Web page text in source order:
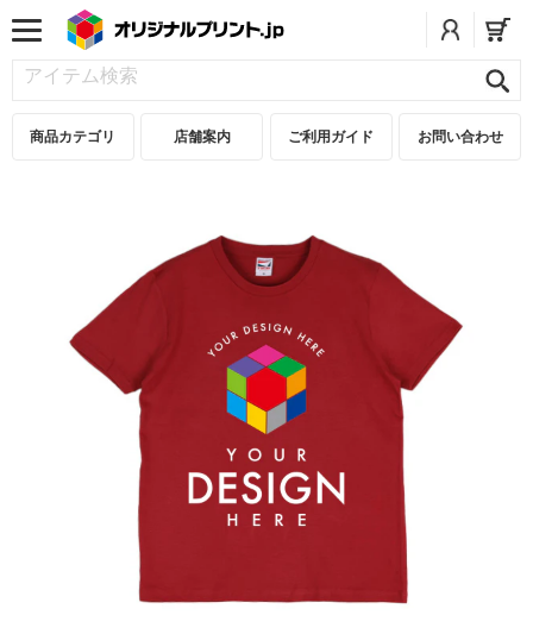
商品カテゴリ 店舗案内 ご利用ガイド お問い合わせ